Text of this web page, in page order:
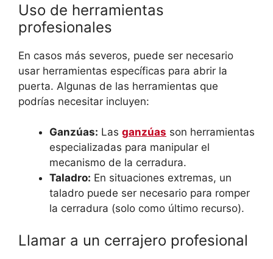
Uso de herramientas
profesionales
En casos más severos, puede ser necesario
usar herramientas específicas para abrir la
puerta. Algunas de las herramientas que
podrías necesitar incluyen:
Ganzúas: Las ganzúas son herramientas
especializadas para manipular el
mecanismo de la cerradura.
Taladro: En situaciones extremas, un
taladro puede ser necesario para romper
la cerradura (solo como último recurso).
Llamar a un cerrajero profesional